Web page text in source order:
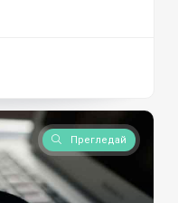
Прегледай